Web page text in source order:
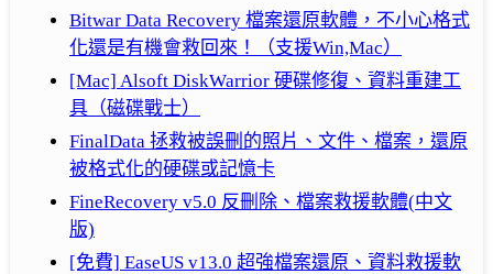
Bitwar Data Recovery 檔案還原軟體，不小心格式
化還是有機會救回來！（支援Win,Mac）
[Mac] Alsoft DiskWarrior 硬碟修復、資料重建工
具（磁碟戰士）
FinalData 拯救被誤刪的照片、文件、檔案，還原
被格式化的硬碟或記憶卡
FineRecovery v5.0 反刪除、檔案救援軟體(中文
版)
[免費] EaseUS v13.0 超強檔案還原、資料救援軟